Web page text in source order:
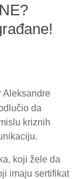
Aleksandre
da
kriznih
koji žele da
imaju sertifikat